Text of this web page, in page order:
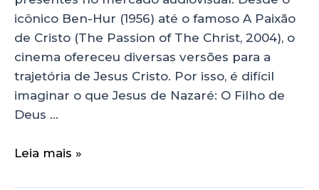
icônico Ben-Hur (1956) até o famoso A Paixão
de Cristo (The Passion of The Christ, 2004), o
cinema ofereceu diversas versões para a
trajetória de Jesus Cristo. Por isso, é difícil
imaginar o que Jesus de Nazaré: O Filho de
Deus …
Leia mais »